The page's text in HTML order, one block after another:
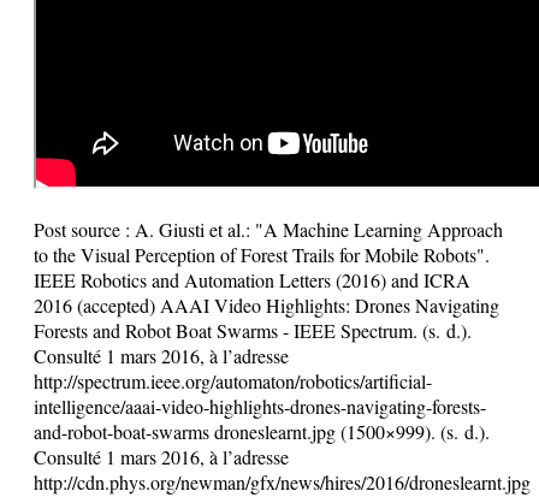
Post source : A. Giusti et al.: "A Machine Learning Approach
to the Visual Perception of Forest Trails for Mobile Robots".
IEEE Robotics and Automation Letters (2016) and ICRA
2016 (accepted) AAAI Video Highlights: Drones Navigating
Forests and Robot Boat Swarms - IEEE Spectrum. (s. d.).
Consulté 1 mars 2016, à l’adresse
http://spectrum.ieee.org/automaton/robotics/artificial-
intelligence/aaai-video-highlights-drones-navigating-forests-
and-robot-boat-swarms droneslearnt.jpg (1500×999). (s. d.).
Consulté 1 mars 2016, à l’adresse
http://cdn.phys.org/newman/gfx/news/hires/2016/droneslearnt.jpg